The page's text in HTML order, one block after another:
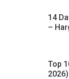
14
–
Top
2026)